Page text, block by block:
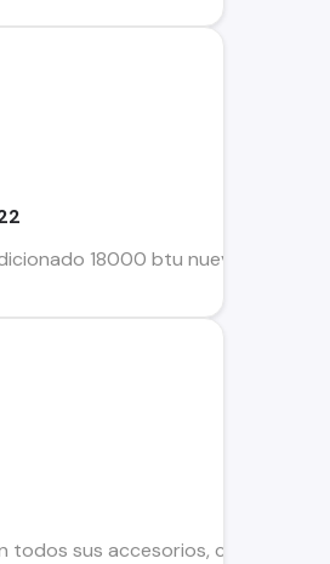
18000 btu nuevo marca
todos sus accesorios, control